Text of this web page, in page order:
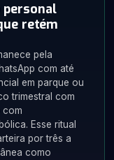
personal
retém
pela
com até
em parque ou
trimestral com
com
Esse ritual
por três a
como